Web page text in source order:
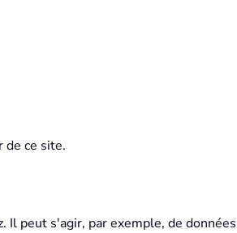
de ce site.
peut s'agir, par exemple, de